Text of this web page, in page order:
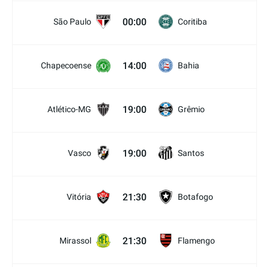
São Paulo 00:00 Coritiba
Chapecoense 14:00 Bahia
Atlético-MG 19:00 Grêmio
Vasco 19:00 Santos
Vitória 21:30 Botafogo
Mirassol 21:30 Flamengo